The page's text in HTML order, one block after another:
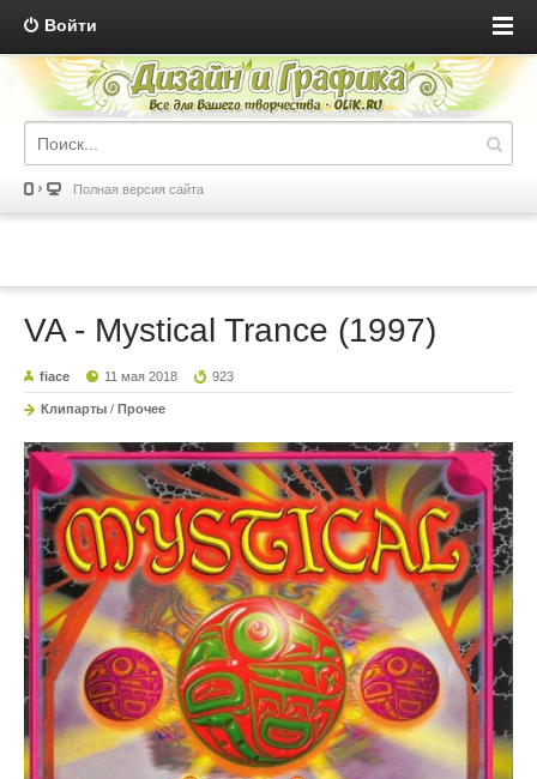
Войти
Полная версия сайта
VA - Mystical Trance (1997)
fiace 11 мая 2018 923
Клипарты / Прочее